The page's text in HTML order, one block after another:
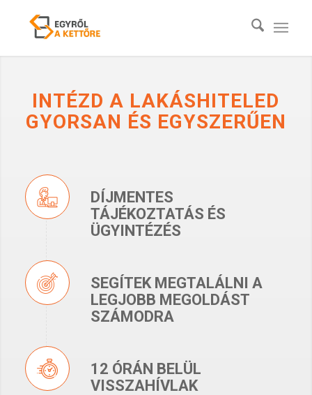
INTÉZD A LAKÁSHITELED
GYORSAN ÉS EGYSZERŰEN
DÍJMENTES
TÁJÉKOZTATÁS ÉS
ÜGYINTÉZÉS
SEGÍTEK MEGTALÁLNI A
LEGJOBB MEGOLDÁST
SZÁMODRA
12 ÓRÁN BELÜL
VISSZAHÍVLAK